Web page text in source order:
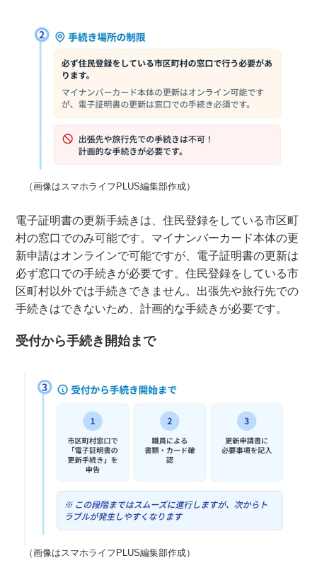
（画像はスマホライフPLUS編集部作成）
電子証明書の更新手続きは、住民登録をしている市区町
村の窓口でのみ可能です。マイナンバーカード本体の更
新申請はオンラインで可能ですが、電子証明書の更新は
必ず窓口での手続きが必要です。住民登録をしている市
区町村以外では手続きできません。出張先や旅行先での
手続きはできないため、計画的な手続きが必要です。
受付から手続き開始まで
（画像はスマホライフPLUS編集部作成）